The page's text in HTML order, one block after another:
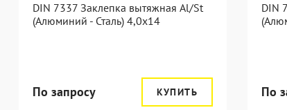
DIN 7337 Заклепка вытяжная Al/St
(Алюминий - Сталь) 4,0x14
По запросу КУПИТЬ
DIN
По